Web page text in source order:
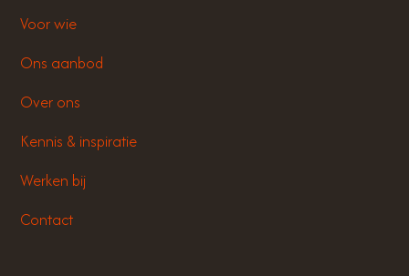
Voor wie
Ons aanbod
Over ons
Kennis & inspiratie
Werken bij
Contact